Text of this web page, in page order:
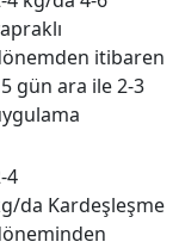
itibaren
gün ara ile 2-3
4
da Kardeşleşme